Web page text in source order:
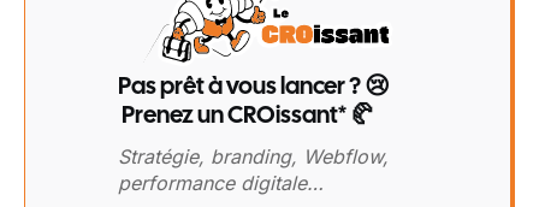
Pas prêt à vous lancer ? 😢
Prenez un CROissant* 🥐
Stratégie, branding, Webflow,
performance digitale…